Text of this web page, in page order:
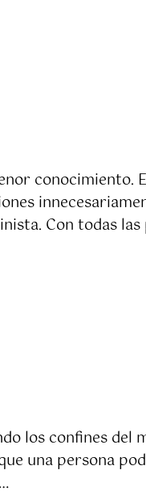
conocimiento.
Con todas
los confines del
una persona